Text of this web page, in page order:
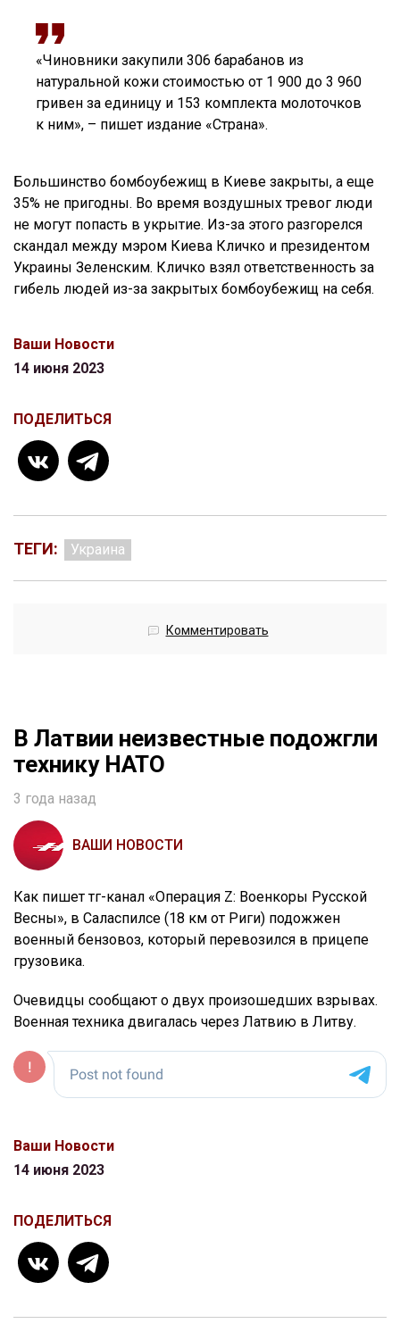
«Чиновники закупили 306 барабанов из
натуральной кожи стоимостью от 1 900 до 3 960
гривен за единицу и 153 комплекта молоточков
к ним», – пишет издание «Страна».
Большинство бомбоубежищ в Киеве закрыты, а еще
35% не пригодны. Во время воздушных тревог люди
не могут попасть в укрытие. Из-за этого разгорелся
скандал между мэром Киева Кличко и президентом
Украины Зеленским. Кличко взял ответственность за
гибель людей из-за закрытых бомбоубежищ на себя.
Ваши Новости
14 июня 2023
ПОДЕЛИТЬСЯ
ТЕГИ: Украина
Комментировать
В Латвии неизвестные подожгли
технику НАТО
3 года назад
ВАШИ НОВОСТИ
Как пишет тг-канал «Операция Z: Военкоры Русской
Весны», в Саласпилсе (18 км от Риги) подожжен
военный бензовоз, который перевозился в прицепе
грузовика.
Очевидцы сообщают о двух произошедших взрывах.
Военная техника двигалась через Латвию в Литву.
Ваши Новости
14 июня 2023
ПОДЕЛИТЬСЯ